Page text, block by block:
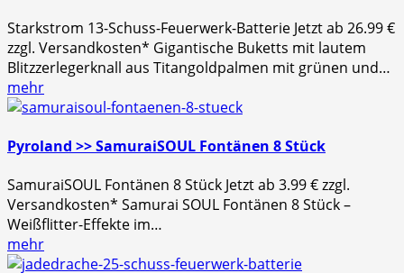
Starkstrom 13-Schuss-Feuerwerk-Batterie Jetzt ab 26.99 €
zzgl. Versandkosten* Gigantische Buketts mit lautem
Blitzzerlegerknall aus Titangoldpalmen mit grünen und…
mehr
Pyroland >> SamuraiSOUL Fontänen 8 Stück
SamuraiSOUL Fontänen 8 Stück Jetzt ab 3.99 € zzgl.
Versandkosten* Samurai SOUL Fontänen 8 Stück –
Weißflitter-Effekte im…
mehr